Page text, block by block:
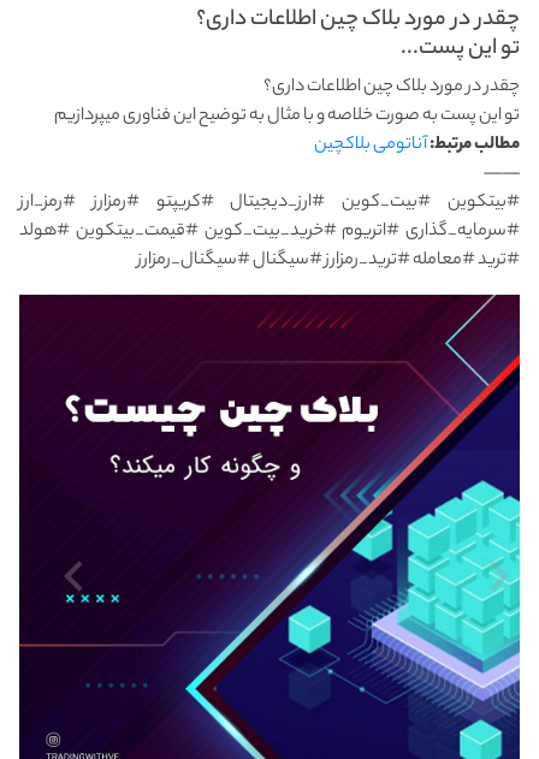
چقدر در مورد بلاک چین اطلاعات داری؟
تو این پست...
چقدر در مورد بلاک چین اطلاعات داری؟
تو این پست به صورت خلاصه و با مثال به توضیح این فناوری میپردازیم
مطالب مرتبط:آناتومی بلاکچین
——
#بیتکوین #بیت_کوین #ارز_دیجیتال #کریپتو #رمزارز #رمز_ارز
#سرمایه_گذاری #اتریوم #خرید_بیت_کوین #قیمت_بیتکوین #هولد
#ترید #معامله #ترید_رمزارز #سیگنال #سیگنال_رمزارز